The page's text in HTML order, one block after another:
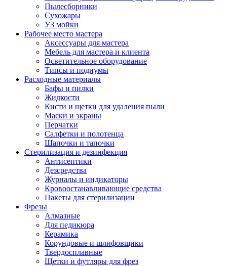
Пылесборники
Сухожары
УЗ мойки
Рабочее место мастера
Аксессуары для мастера
Мебель для мастера и клиента
Осветительное оборудование
Типсы и подиумы
Расходные материалы
Бафы и пилки
Жидкости
Кисти и щетки для удаления пыли
Маски и экраны
Перчатки
Салфетки и полотенца
Шапочки и тапочки
Стерилизация и дезинфекция
Антисептики
Дезсредства
Журналы и индикаторы
Кровоостанавливающие средства
Пакеты для стерилизации
Фрезы
Алмазные
Для педикюра
Керамика
Корундовые и шлифовщики
Твердосплавные
Щетки и футляры для фрез